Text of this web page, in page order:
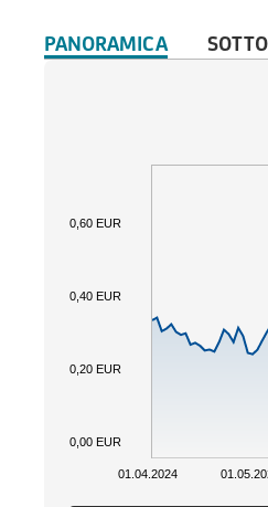
PANORAMICA
01.04.2024
0,00 EUR
0,20 EUR
0,40 EUR
0,60 EUR